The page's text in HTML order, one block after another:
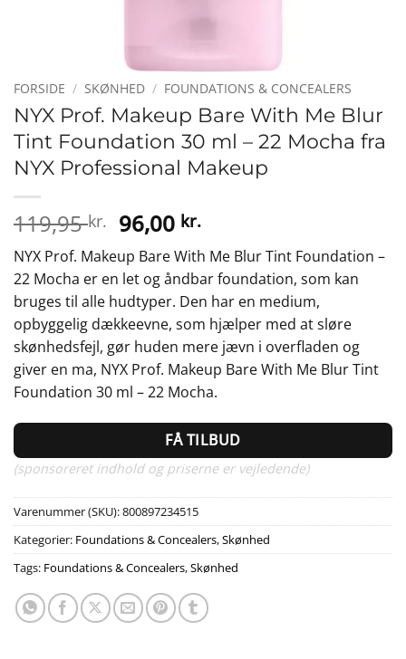
FORSIDE / SKØNHED / FOUNDATIONS & CONCEALERS
NYX Prof. Makeup Bare With Me Blur
Tint Foundation 30 ml – 22 Mocha fra
NYX Professional Makeup
119,95kr. Den
oprindelige
pris
var:
119,95 kr..
96,00 kr.Den
aktuelle
pris
er:
96,00 kr..
NYX Prof. Makeup Bare With Me Blur Tint Foundation –
22 Mocha er en let og åndbar foundation, som kan
bruges til alle hudtyper. Den har en medium,
opbyggelig dækkeevne, som hjælper med at sløre
skønhedsfejl, gør huden mere jævn i overfladen og
giver en ma, NYX Prof. Makeup Bare With Me Blur Tint
Foundation 30 ml – 22 Mocha.
FÅ TILBUD
(sponsoreret indhold og priserne er vejledende)
Varenummer (SKU):800897234515
Kategorier: Foundations & Concealers,Skønhed
Tags: Foundations & Concealers,Skønhed